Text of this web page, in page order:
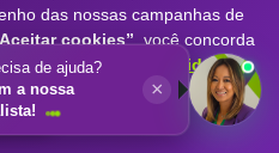
COM A DIGITALL
é um processo
das nossas campanhas de
cookies” , você concorda
Política de Privacidade.
de ajuda?
a nossa
×